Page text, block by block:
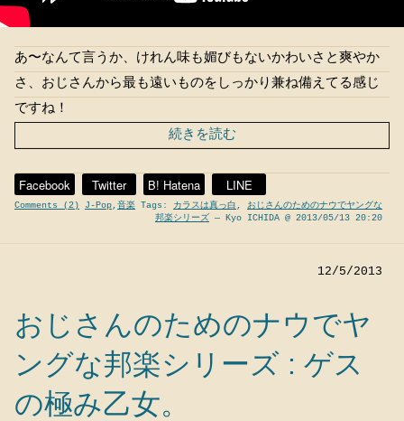
あ〜なんて言うか、けれん味も媚びもないかわいさと爽やか
さ、おじさんから最も遠いものをしっかり兼ね備えてる感じ
ですね！
続きを読む
Facebook Twitter B! Hatena LINE
Comments (2) J-Pop,音楽 Tags: カラスは真っ白 , おじさんのためのナウでヤングな
邦楽シリーズ — Kyo ICHIDA @ 2013/05/13 20:20
12/5/2013
おじさんのためのナウでヤ
ングな邦楽シリーズ : ゲス
の極み乙女。